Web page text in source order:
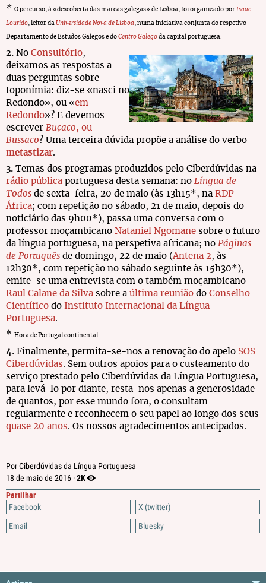
Por Ciberdúvidas da Língua Portuguesa
18 de maio de 2016 ·2K
Partilhar
Facebook
X (twitter)
Email
Bluesky
* O percurso, à «descoberta das marcas galegas» de Lisboa, foi organizado por Isaac
Lourido, leitor da Universidade Nova de Lisboa, numa iniciativa conjunta do respetivo
Departamento de Estudos Galegos e do Centro Galego da capital portuguesa.
2. No Consultório,
deixamos as respostas a
duas perguntas sobre
toponímia: diz-se «nasci no
Redondo», ou «em
Redondo»? E devemos
escrever Buçaco, ou
Bussaco ? Uma terceira dúvida propõe a análise do verbo
metastizar.
3. Temas dos programas produzidos pelo Ciberdúvidas na
rádio pública portuguesa desta semana: no Língua de
Todos de sexta-feira, 20 de maio (às 13h15*, na RDP
África; com repetição no sábado, 21 de maio, depois do
noticiário das 9h00*), passa uma conversa com o
professor moçambicano Nataniel Ngomane sobre o futuro
da língua portuguesa, na perspetiva africana; no Páginas
de Português de domingo, 22 de maio (Antena 2, às
12h30*, com repetição no sábado seguinte às 15h30*),
emite-se uma entrevista com o também moçambicano
Raul Calane da Silva sobre a última reunião do Conselho
Científico do Instituto Internacional da Língua
Portuguesa.
* Hora de Portugal continental.
4. Finalmente, permita-se-nos a renovação do apelo SOS
Ciberdúvidas. Sem outros apoios para o custeamento do
serviço prestado pelo Ciberdúvidas da Língua Portuguesa,
para levá-lo por diante, resta-nos apenas a generosidade
de quantos, por esse mundo fora, o consultam
regularmente e reconhecem o seu papel ao longo dos seus
quase 20 anos. Os nossos agradecimentos antecipados.